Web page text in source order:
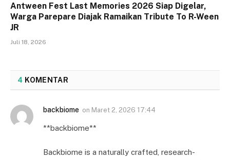
Antween Fest Last Memories 2026 Siap Digelar,
Warga Parepare Diajak Ramaikan Tribute To R-Ween
JR
Juli 18, 2026
4 KOMENTAR
backbiome on Maret 2, 2026 17:44
**backbiome**
Backbiome is a naturally crafted, research-